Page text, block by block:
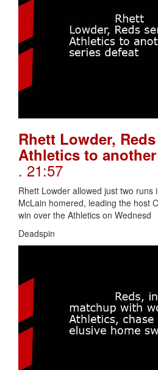
Rhett Lowder,
Athletics to
. 21:57
Rhett Lowder allowed just two runs
McLain homered, leading the host
win over the Athletics on Wednesd
Deadspin